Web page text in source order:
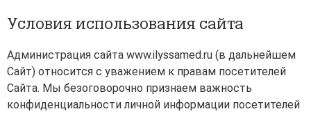
Условия использования сайта
Администрация сайта www.ilyssamed.ru (в дальнейшем
Сайт) относится с уважением к правам посетителей
Сайта. Мы безоговорочно признаем важность
конфиденциальности личной информации посетителей